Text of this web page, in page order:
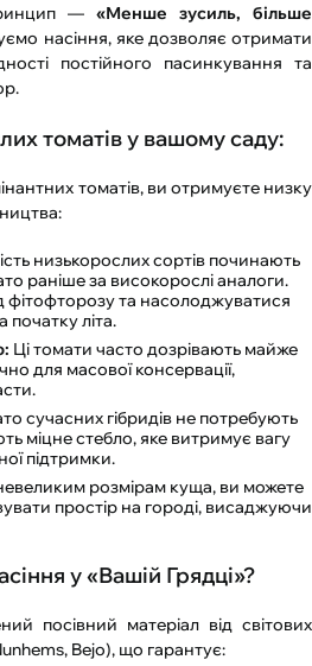
— «Менше зусиль, більше
насіння, яке дозволяє отримати
постійного пасинкування та
томатів у вашому саду:
томатів, ви отримуєте низку
низькорослих сортів починають
раніше за високорослі аналоги.
фітофторозу та насолоджуватися
літа.
Ці томати часто дозрівають майже
для масової консервації,
сучасних гібридів не потребують
міцне стебло, яке витримує вагу
підтримки.
розмірам куща, ви можете
простір на городі, висаджуючи
у «Вашій Грядці»?
посівний матеріал від світових
Bejo), що гарантує: